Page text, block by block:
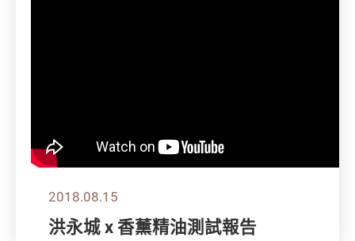
2018.08.15
洪永城 x 香薰精油測試報告